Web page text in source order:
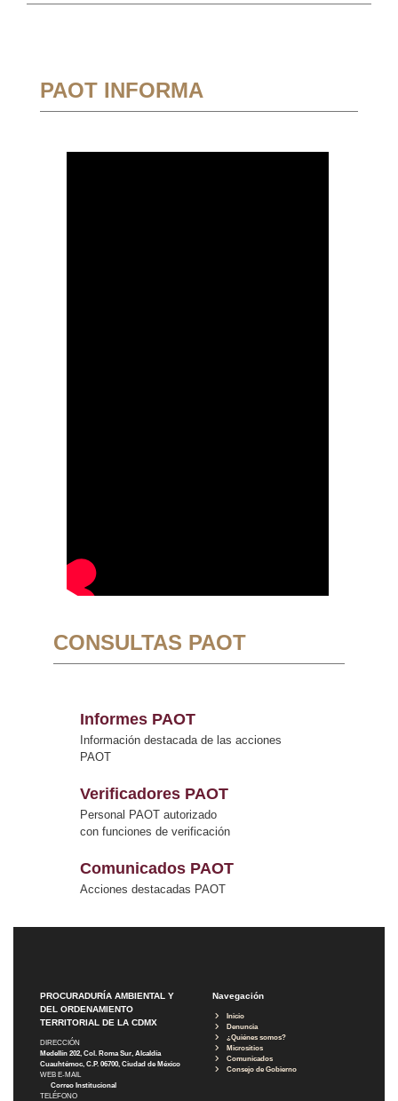
PAOT INFORMA
CONSULTAS PAOT
Informes PAOT
Información destacada de las acciones
PAOT
Verificadores PAOT
Personal PAOT autorizado
con funciones de verificación
Comunicados PAOT
Acciones destacadas PAOT
PROCURADURÍA AMBIENTAL Y
DEL ORDENAMIENTO
TERRITORIAL DE LA CDMX
DIRECCIÓN
Medellín 202, Col. Roma Sur, Alcaldía
Cuauhtémoc, C.P. 06700, Ciudad de México
WEB E-MAIL
Correo Institucional
TELÉFONO
Navegación
Inicio
Denuncia
¿Quiénes somos?
Micrositios
Comunicados
Consejo de Gobierno